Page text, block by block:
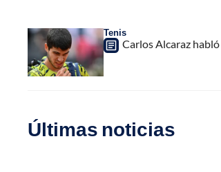
Tenis
Carlos Alcaraz
Últimas noticias